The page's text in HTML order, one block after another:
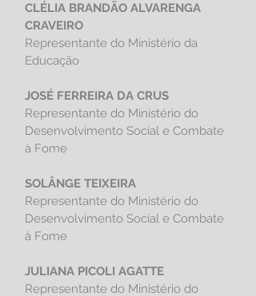
CLÉLIA BRANDÃO ALVARENGA
CRAVEIRO
Representante do Ministério da
Educação
JOSÉ FERREIRA DA CRUS
Representante do Ministério do
Desenvolvimento Social e Combate
à Fome
SOLÂNGE TEIXEIRA
Representante do Ministério do
Desenvolvimento Social e Combate
à Fome
JULIANA PICOLI AGATTE
Representante do Ministério do